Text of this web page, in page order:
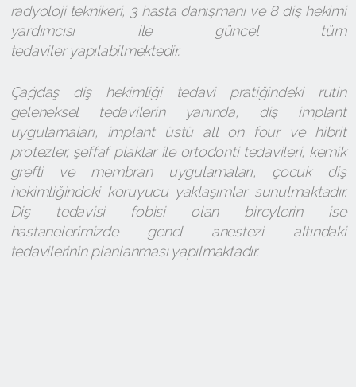
radyoloji teknikeri, 3 hasta danışmanı ve 8 diş hekimi
yardımcısı ile güncel tüm
tedaviler yapılabilmektedir.
Çağdaş diş hekimliği tedavi pratiğindeki rutin
geleneksel tedavilerin yanında, diş implant
uygulamaları, implant üstü all on four ve hibrit
protezler, şeffaf plaklar ile ortodonti tedavileri, kemik
grefti ve membran uygulamaları, çocuk diş
hekimliğindeki koruyucu yaklaşımlar sunulmaktadır.
Diş tedavisi fobisi olan bireylerin ise
hastanelerimizde genel anestezi altındaki
tedavilerinin planlanması yapılmaktadır.